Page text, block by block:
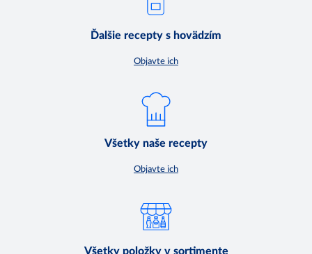
Ďalšie recepty s hovädzím
Objavte ich
Všetky naše recepty
Objavte ich
Všetky položky v sortimente